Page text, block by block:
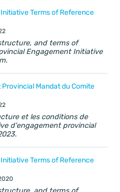
Terms of Reference
and terms of
Engagement Initiative
Mandat du Comite
et les conditions de
d'engagement provincial
Terms of Reference